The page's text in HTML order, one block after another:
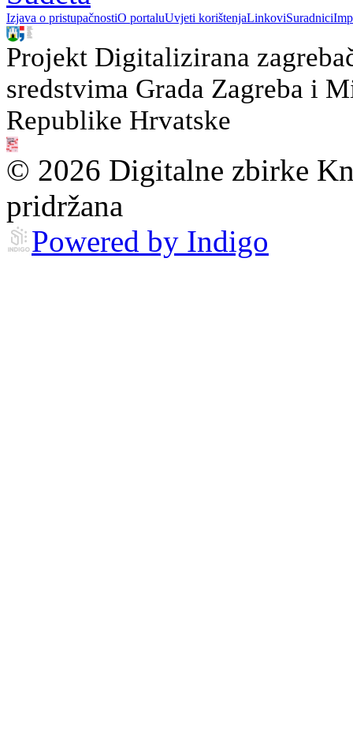
Izjava o pristupačnostiO portaluUvjeti korištenjaLinkoviSuradnici
Projekt Digitalizirana
sredstvima Grada Zagreba i
Republike Hrvatske
© 2026 Digitalne zbirke
pridržana
Powered by Indigo